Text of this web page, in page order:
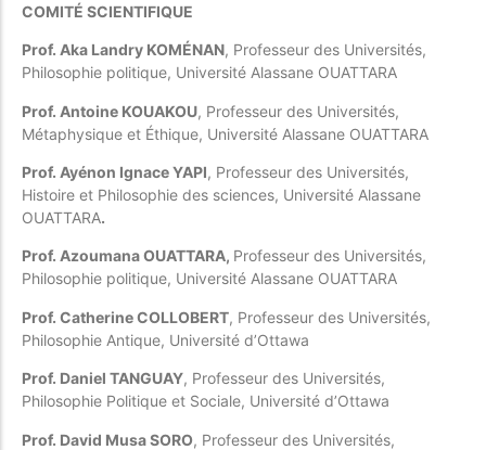
COMITÉ SCIENTIFIQUE
Prof. Aka Landry KOMÉNAN, Professeur des Universités,
Philosophie politique, Université Alassane OUATTARA
Prof. Antoine KOUAKOU, Professeur des Universités,
Métaphysique et Éthique, Université Alassane OUATTARA
Prof. Ayénon Ignace YAPI, Professeur des Universités,
Histoire et Philosophie des sciences, Université Alassane
OUATTARA.
Prof. Azoumana OUATTARA, Professeur des Universités,
Philosophie politique, Université Alassane OUATTARA
Prof. Catherine COLLOBERT, Professeur des Universités,
Philosophie Antique, Université d’Ottawa
Prof. Daniel TANGUAY, Professeur des Universités,
Philosophie Politique et Sociale, Université d’Ottawa
Prof. David Musa SORO, Professeur des Universités,